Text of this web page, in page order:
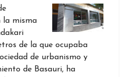
la misma
de la que ocupaba
de urbanismo y
de Basauri, ha